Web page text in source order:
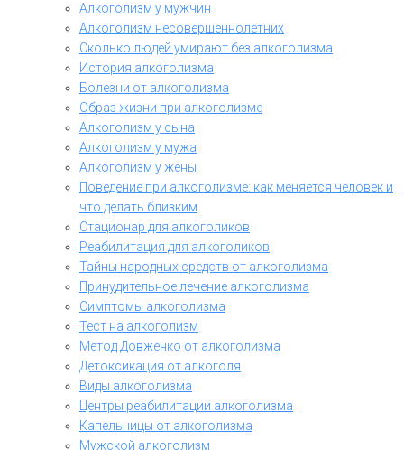
Алкоголизм у мужчин
Алкоголизм несовершеннолетних
Сколько людей умирают без алкоголизма
История алкоголизма
Болезни от алкоголизма
Образ жизни при алкоголизме
Алкоголизм у сына
Алкоголизм у мужа
Алкоголизм у жены
Поведение при алкоголизме: как меняется человек и
что делать близким
Стационар для алкоголиков
Реабилитация для алкоголиков
Тайны народных средств от алкоголизма
Принудительное лечение алкоголизма
Симптомы алкоголизма
Тест на алкоголизм
Метод Довженко от алкоголизма
Детоксикация от алкоголя
Виды алкоголизма
Центры реабилитации алкоголизма
Капельницы от алкоголизма
Мужской алкоголизм